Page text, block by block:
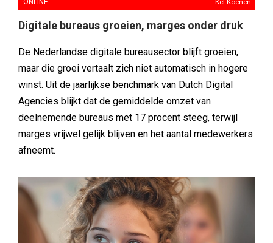
ONLINE Kel Koenen
Digitale bureaus groeien, marges onder druk
De Nederlandse digitale bureausector blijft groeien,
maar die groei vertaalt zich niet automatisch in hogere
winst. Uit de jaarlijkse benchmark van Dutch Digital
Agencies blijkt dat de gemiddelde omzet van
deelnemende bureaus met 17 procent steeg, terwijl
marges vrijwel gelijk blijven en het aantal medewerkers
afneemt.